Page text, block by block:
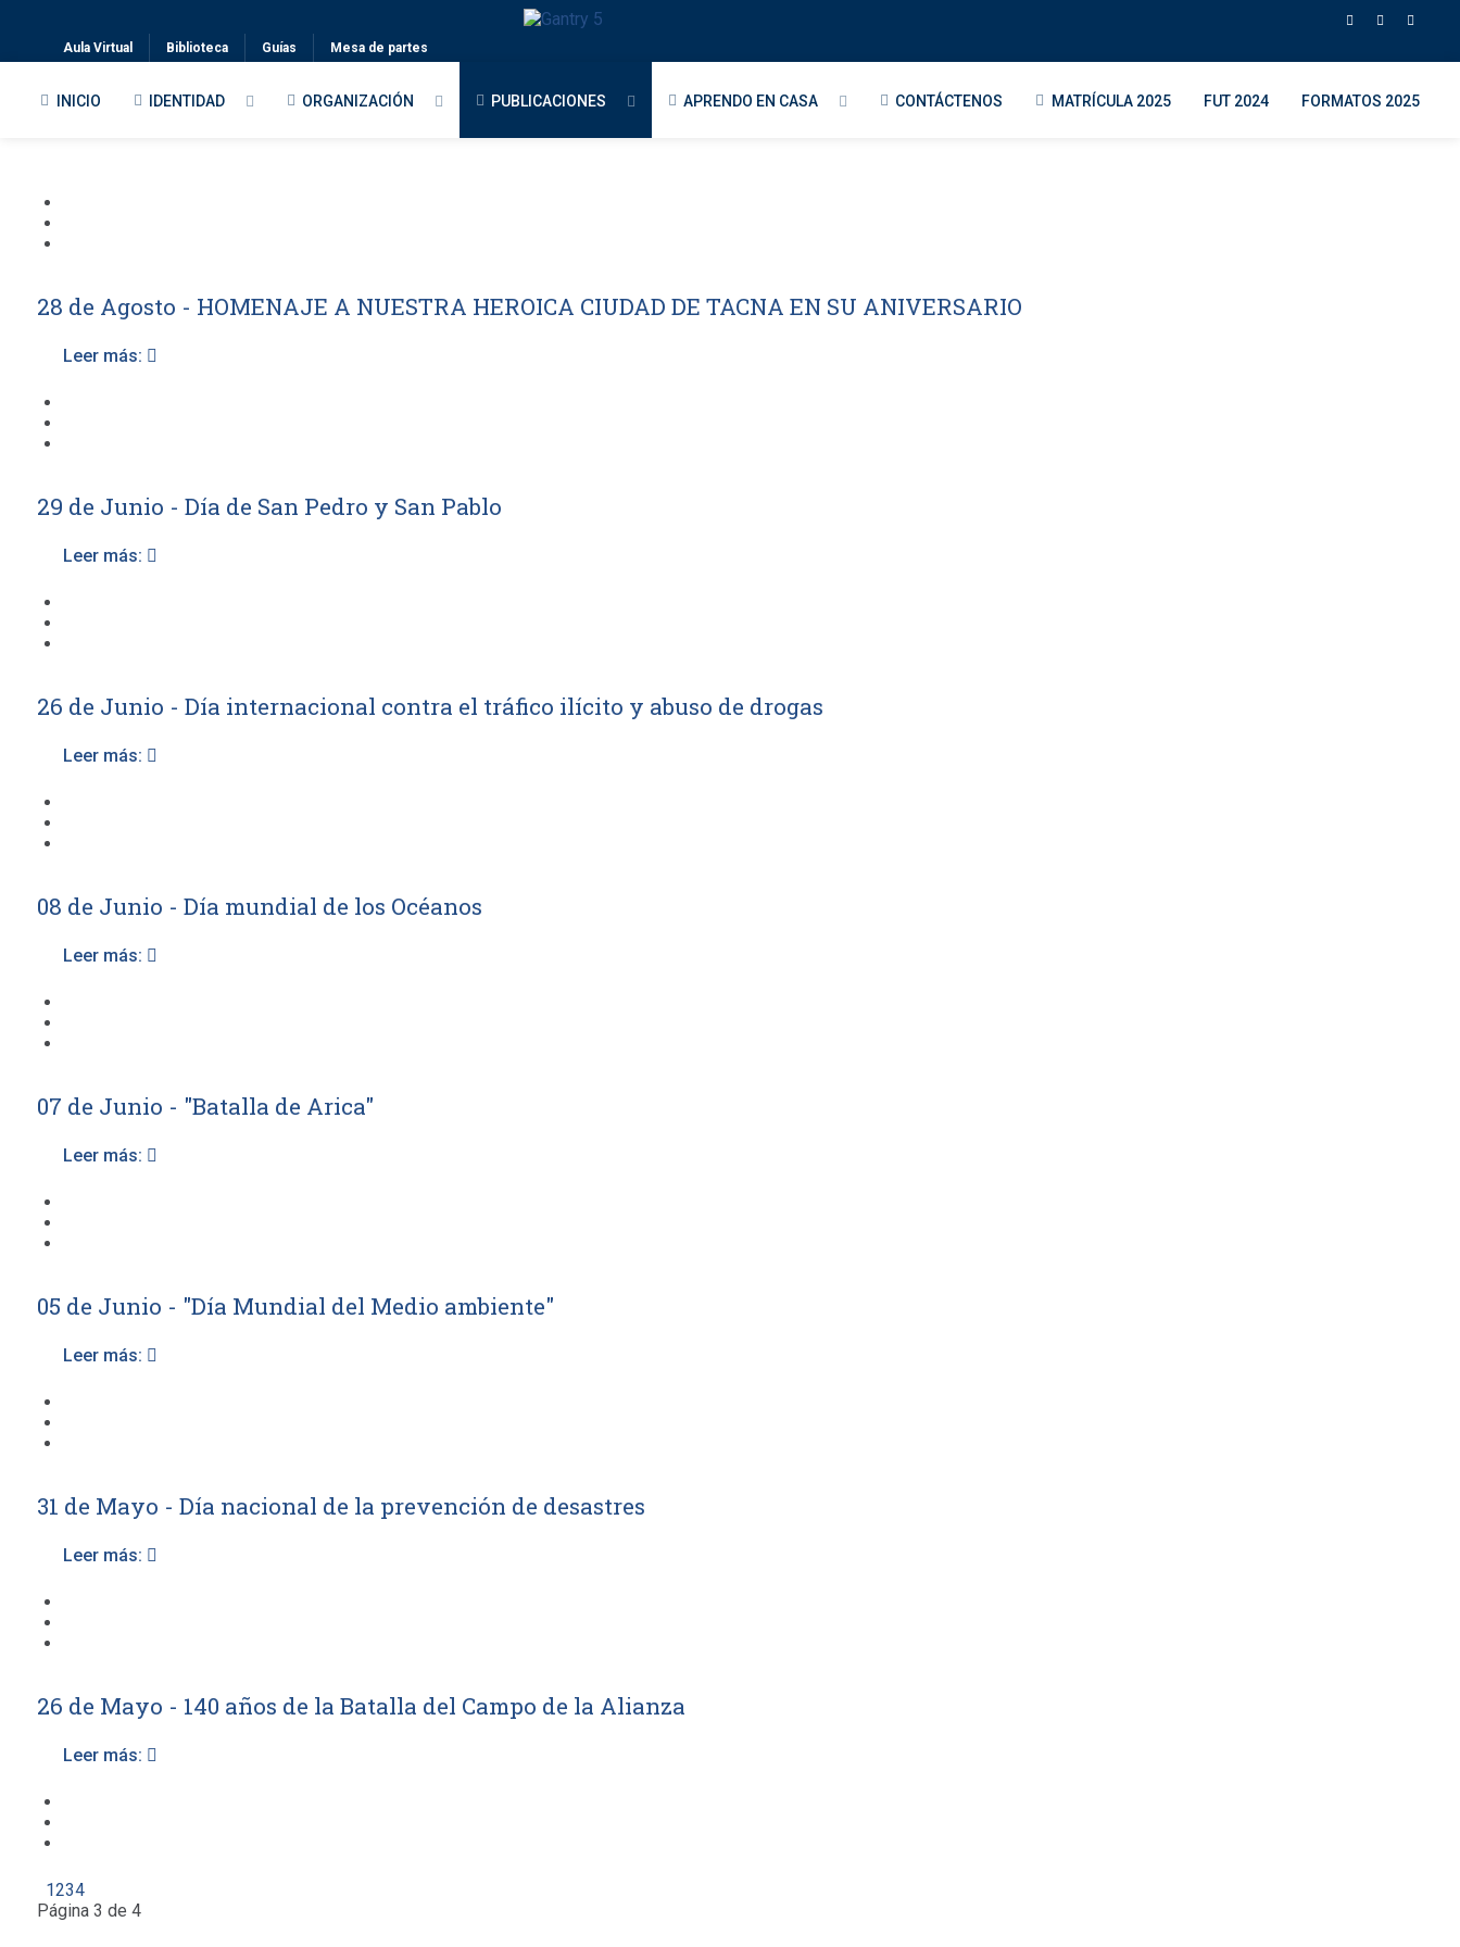
Aula Virtual Biblioteca Guías Mesa de partes
INICIO IDENTIDAD ORGANIZACIÓN PUBLICACIONES APRENDO EN CASA CONTÁCTENOS MATRÍCULA 2025 FUT 2024 FORMATOS 2025
28 de Agosto - HOMENAJE A NUESTRA HEROICA CIUDAD DE TACNA EN SU ANIVERSARIO
Leer más:
29 de Junio - Día de San Pedro y San Pablo
Leer más:
26 de Junio - Día internacional contra el tráfico ilícito y abuso de drogas
Leer más:
08 de Junio - Día mundial de los Océanos
Leer más:
07 de Junio - "Batalla de Arica"
Leer más:
05 de Junio - "Día Mundial del Medio ambiente"
Leer más:
31 de Mayo - Día nacional de la prevención de desastres
Leer más:
26 de Mayo - 140 años de la Batalla del Campo de la Alianza
Leer más:
1234
Página 3 de 4